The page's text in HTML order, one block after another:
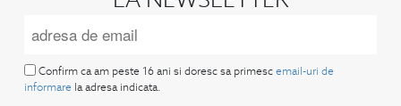
Confirm ca am peste 16 ani si doresc sa primesc email-uri de
informare la adresa indicata.